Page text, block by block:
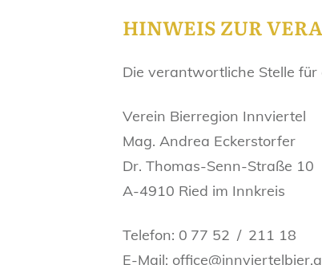
HINWEIS ZUR
Die verantwortliche Stelle
Verein Bierregion Innviertel
Mag. Andrea Eckerstorfer
Dr. Thomas-Senn-Straße 10
A-4910 Ried im Innkreis
Telefon: 0 77 52 / 211 18
E-Mail: